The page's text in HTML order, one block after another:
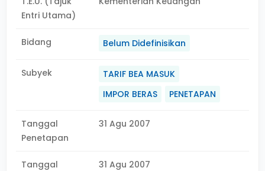
Entri Utama)
Bidang Belum Didefinisikan
Subyek
TARIF BEA MASUK
IMPOR BERAS
PENETAPAN
Tanggal
Penetapan
31 Agu 2007
Tanggal
31 Agu 2007